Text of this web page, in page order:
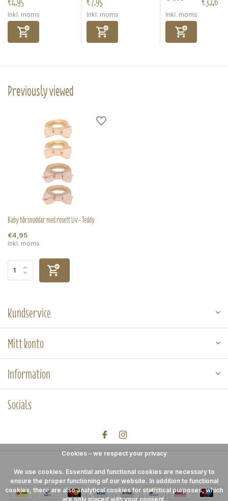
Inkl. moms Inkl. moms Inkl. moms
Previously viewed
Baby hårsnoddar med rosett Liv - Teddy
€4,95
Inkl. moms
Kundservice
Mitt konto
Information
Socials
Cookies – we respect your privacy
We use cookies. Essential and functional cookies are necessary to
ensure the proper functioning of our website. In addition to functional
cookies, there are also analytical cookies for statistical purposes, which
are only placed with your consent.